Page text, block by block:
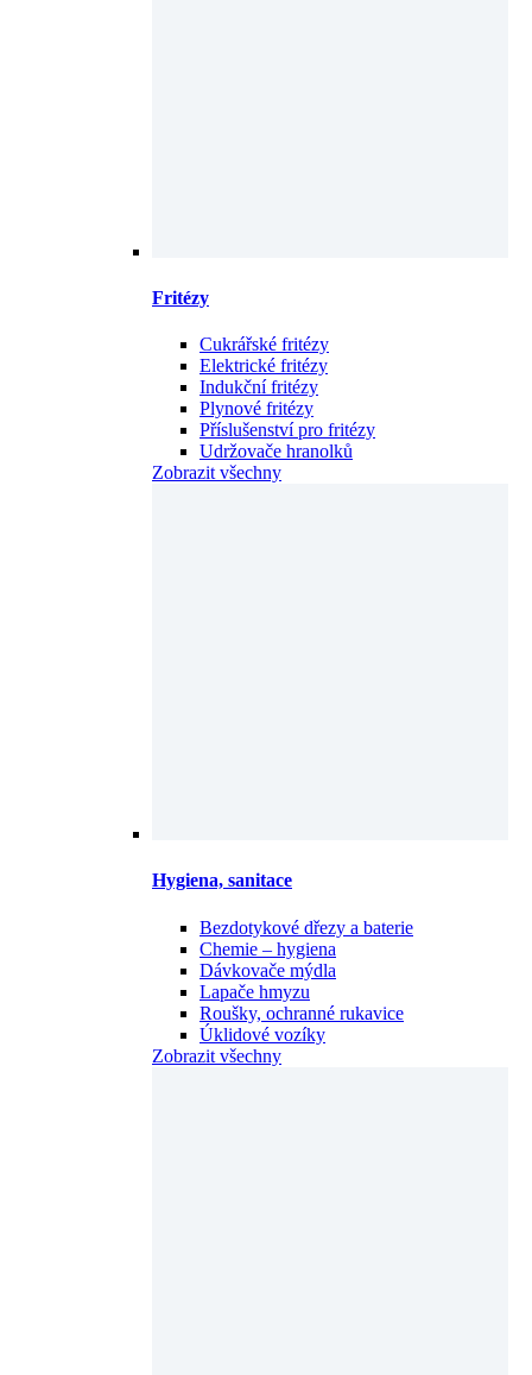
Fritézy
Cukrářské fritézy
Elektrické fritézy
Indukční fritézy
Plynové fritézy
Příslušenství pro fritézy
Udržovače hranolků
Zobrazit všechny
Hygiena, sanitace
Bezdotykové dřezy a baterie
Chemie – hygiena
Dávkovače mýdla
Lapače hmyzu
Roušky, ochranné rukavice
Úklidové vozíky
Zobrazit všechny